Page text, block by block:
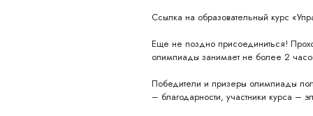
Ссылка на образовательный курс
Еще не поздно присоединиться!
олимпиады занимает не более 2
Победители и призеры олимпиады
– благодарности, участники курса –